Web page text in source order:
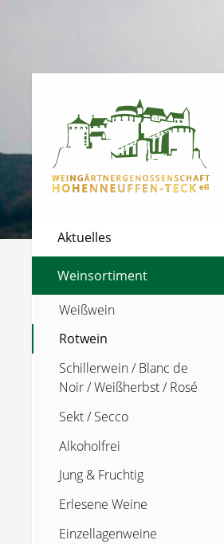
Aktuelles
Weinsortiment
Weißwein
Rotwein
Schillerwein / Blanc de
Noir / Weißherbst / Rosé
Sekt / Secco
Alkoholfrei
Jung & Fruchtig
Erlesene Weine
Einzellagenweine